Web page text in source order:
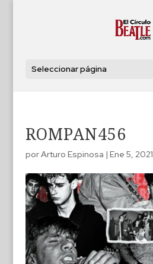
Seleccionar página
ROMPAN456
porArturo Espinosa | Ene 5, 2021